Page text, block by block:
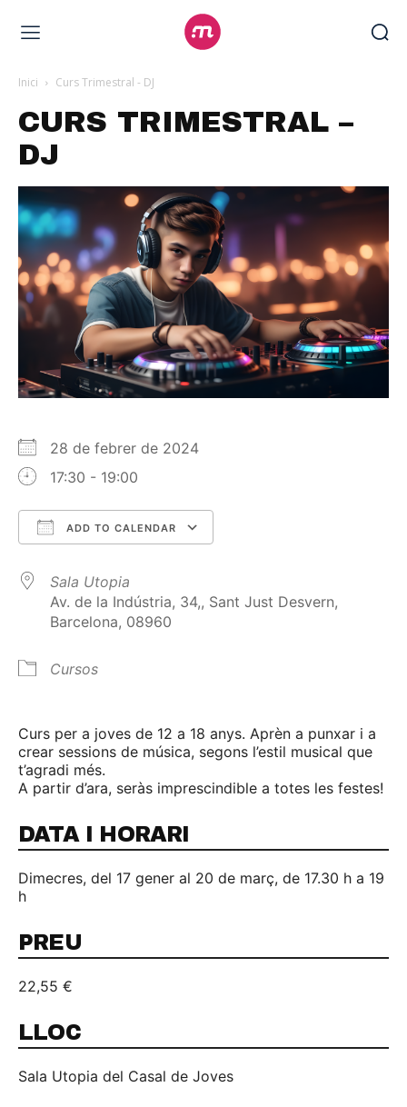
Inici Curs Trimestral - DJ
CURS TRIMESTRAL –
DJ
28 de febrer de 2024
17:30 - 19:00
ADD TO CALENDAR
Sala Utopia
Av. de la Indústria, 34,, Sant Just Desvern,
Barcelona, 08960
Cursos
Curs per a joves de 12 a 18 anys. Aprèn a punxar i a
crear sessions de música, segons l’estil musical que
t’agradi més.
A partir d’ara, seràs imprescindible a totes les festes!
DATA I HORARI
Dimecres, del 17 gener al 20 de març, de 17.30 h a 19
h
PREU
22,55 €
LLOC
Sala Utopia del Casal de Joves